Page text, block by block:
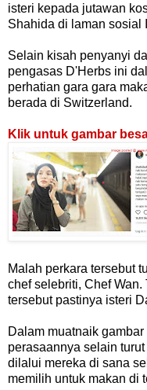
isteri kepada jutawan
Shahida di laman sosial
Selain kisah penyanyi
pengasas D'Herbs ini
perhatian gara gara
berada di Switzerland.
Klik untuk gambar
Malah perkara tersebut
chef selebriti, Chef Wan.
tersebut pastinya isteri
Dalam muatnaik
perasaannya selain
dilalui mereka di sana
memilih untuk makan di